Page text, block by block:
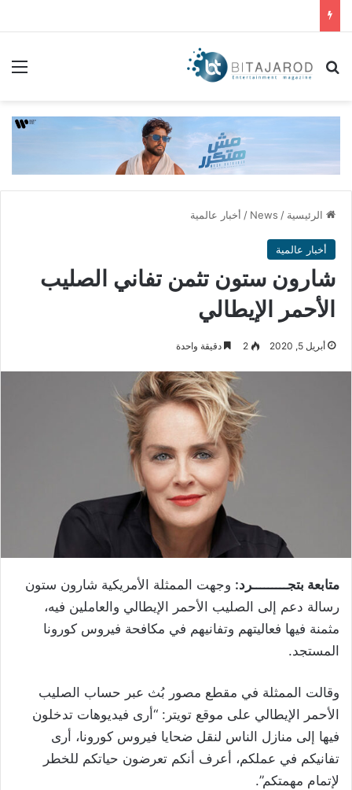
بحث عن
الرئيسية /
News
/ أخبار عالمية
أخبار عالمية
شارون ستون تثمن تفاني الصليب
الأحمر الإيطالي
أبريل 5, 2020 2 دقيقة واحدة
متابعة بتجـــــــــرد: وجهت الممثلة الأمريكية شارون ستون
رسالة دعم إلى الصليب الأحمر الإيطالي والعاملين فيه،
مثمنة فيها فعاليتهم وتفانيهم في مكافحة فيروس كورونا
المستجد.
وقالت الممثلة في مقطع مصور بُث عبر حساب الصليب
الأحمر الإيطالي على موقع تويتر: “أرى فيديوهات تدخلون
فيها إلى منازل الناس لنقل ضحايا فيروس كورونا، أرى
تفانيكم في عملكم، أعرف أنكم تعرضون حياتكم للخطر
لإتمام مهمتكم”.